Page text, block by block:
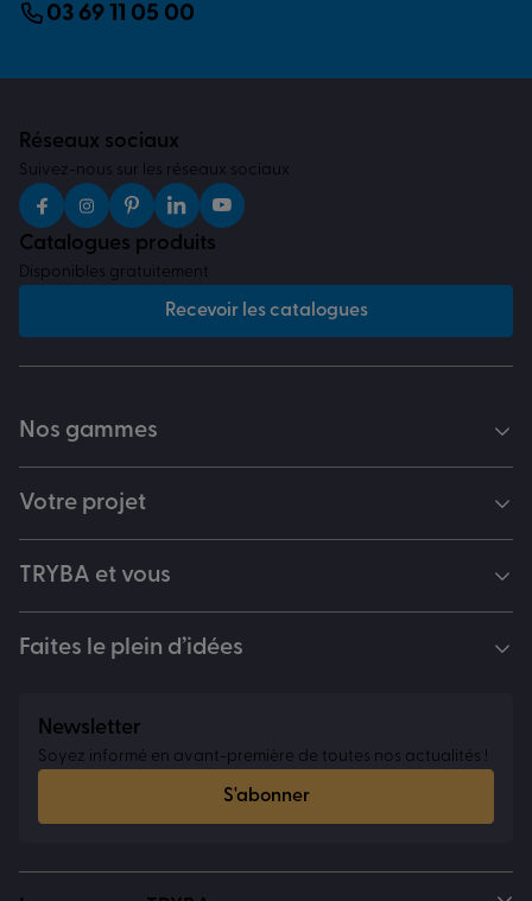
03 69 11 05 00
Réseaux sociaux
Suivez-nous sur les réseaux sociaux
Catalogues produits
Disponibles gratuitement
Recevoir les catalogues
Nos gammes
Votre projet
TRYBA et vous
Faites le plein d’idées
Newsletter
Soyez informé en avant-première de toutes nos actualités !
S'abonner